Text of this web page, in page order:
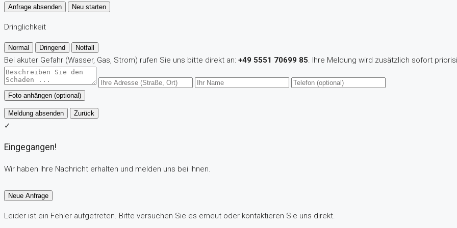
Anfrage absenden Neu starten
Dringlichkeit
Normal Dringend Notfall
Bei akuter Gefahr (Wasser, Gas, Strom) rufen Sie uns bitte direkt an: +49 5551 70699 85. Ihre Meldung wird zusätzlich sofort
Foto anhängen (optional)
Meldung absenden Zurück
✓
Eingegangen!
Wir haben Ihre Nachricht erhalten und melden uns bei Ihnen.
Neue Anfrage
Leider ist ein Fehler aufgetreten. Bitte versuchen Sie es erneut oder kontaktieren Sie uns direkt.